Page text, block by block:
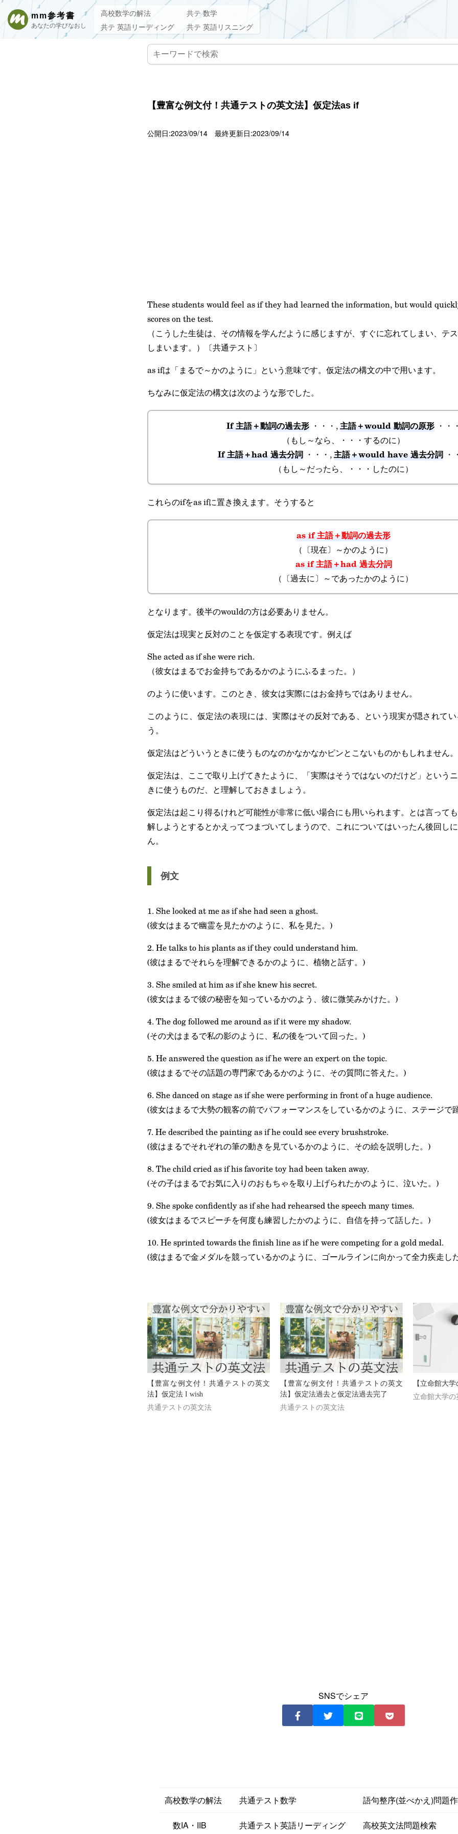
mm参考書
あなたの学びなおし
高校数学の解法
共テ 数学
共テ 英語リーディング
共テ 英語リスニング
【豊富な例文付！共通テストの英文法】仮定法as if
公開日:2023/09/14 最終更新日:2023/09/14
These students would feel as if they had learned the information, but would
scores on the test.
（こうした生徒は、その情報を学んだように感じますが、すぐに忘れてしまい、テ
しまいます。）〔共通テスト〕
as ifは「まるで～かのように」という意味です。仮定法の構文の中で用います。
ちなみに仮定法の構文は次のような形でした。
If 主語＋動詞の過去形・・・,主語＋would 動詞の原形・・
（もし～なら、・・・するのに）
If 主語＋had 過去分詞・・・,主語＋would have 過去分詞・
（もし～だったら、・・・したのに）
これらのifをas ifに置き換えます。そうすると
as if 主語＋動詞の過去形
（〔現在〕～かのように）
as if 主語＋had 過去分詞
（〔過去に〕～であったかのように）
となります。後半のwouldの方は必要ありません。
仮定法は現実と反対のことを仮定する表現です。例えば
She acted as if she were rich.
（彼女はまるでお金持ちであるかのようにふるまった。）
のように使います。このとき、彼女は実際にはお金持ちではありません。
このように、仮定法の表現には、実際はその反対である、という現実が隠されて
う。
仮定法はどういうときに使うものなのかなかなかピンとこないものかもしれません。
仮定法は、ここで取り上げてきたように、「実際はそうではないのだけど」という
きに使うものだ、と理解しておきましょう。
仮定法は起こり得るけれど可能性が非常に低い場合にも用いられます。とは言って
解しようとするとかえってつまづいてしまうので、これについてはいったん後回し
ん。
例文
1. She looked at me as if she had seen a ghost.
(彼女はまるで幽霊を見たかのように、私を見た。)
2. He talks to his plants as if they could understand him.
(彼はまるでそれらを理解できるかのように、植物と話す。)
3. She smiled at him as if she knew his secret.
(彼女はまるで彼の秘密を知っているかのよう、彼に微笑みかけた。)
4. The dog followed me around as if it were my shadow.
(その犬はまるで私の影のように、私の後をついて回った。)
5. He answered the question as if he were an expert on the topic.
(彼はまるでその話題の専門家であるかのように、その質問に答えた。)
6. She danced on stage as if she were performing in front of a huge audience.
(彼女はまるで大勢の観客の前でパフォーマンスをしているかのように、ステージで
7. He described the painting as if he could see every brushstroke.
(彼はまるでそれぞれの筆の動きを見ているかのように、その絵を説明した。)
8. The child cried as if his favorite toy had been taken away.
(その子はまるでお気に入りのおもちゃを取り上げられたかのように、泣いた。)
9. She spoke confidently as if she had rehearsed the speech many times.
(彼女はまるでスピーチを何度も練習したかのように、自信を持って話した。)
10. He sprinted towards the finish line as if he were competing for a gold medal.
(彼はまるで金メダルを競っているかのように、ゴールラインに向かって全力疾走し
【豊富な例文付！共通テストの英文
法】仮定法 I wish
共通テストの英文法
【豊富な例文付！共通テストの英文
法】仮定法過去と仮定法過去完了
共通テストの英文法
【立命館大
立命館大学
SNSでシェア
高校数学の解法
数IA・IIB
共通テスト数学
共通テスト英語リーディング
語句整序(並べかえ)問題
高校英文法問題検索